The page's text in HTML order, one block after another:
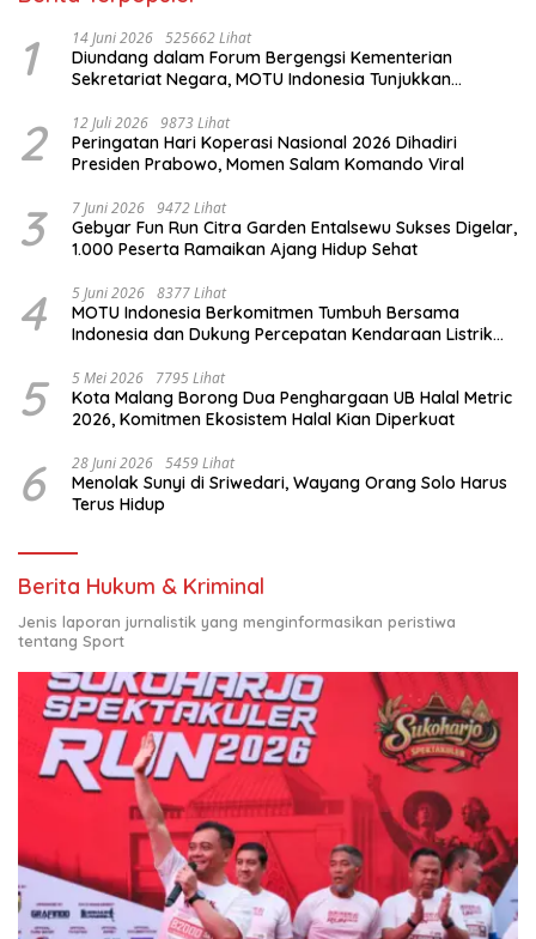
1 14 Juni 2026 525662 Lihat
Diundang dalam Forum Bergengsi Kementerian
Sekretariat Negara, MOTU Indonesia Tunjukkan
2 12 Juli 2026 9873 Lihat
Peringatan Hari Koperasi Nasional 2026 Dihadiri
Presiden Prabowo, Momen Salam Komando Viral
3 7 Juni 2026 9472 Lihat
Gebyar Fun Run Citra Garden Entalsewu Sukses Digelar,
1.000 Peserta Ramaikan Ajang Hidup Sehat
4 5 Juni 2026 8377 Lihat
MOTU Indonesia Berkomitmen Tumbuh Bersama
Indonesia dan Dukung Percepatan Kendaraan Listrik
5 5 Mei 2026 7795 Lihat
Kota Malang Borong Dua Penghargaan UB Halal Metric
2026, Komitmen Ekosistem Halal Kian Diperkuat
6 28 Juni 2026 5459 Lihat
Menolak Sunyi di Sriwedari, Wayang Orang Solo Harus
Terus Hidup
Berita Hukum & Kriminal
Jenis laporan jurnalistik yang menginformasikan peristiwa
tentang Sport